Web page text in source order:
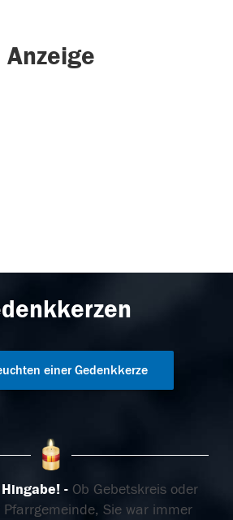
Anzeige
einer Gedenkkerze
Ob Gebetskreis oder
Sie war immer